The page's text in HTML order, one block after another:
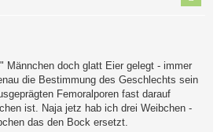
Männchen doch glatt Eier gelegt - immer
die Bestimmung des Geschlechts sein
Femoralporen fast darauf
ist. Naja jetz hab ich drei Weibchen -
das den Bock ersetzt.